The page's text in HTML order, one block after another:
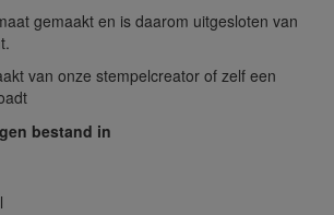
gemaakt en is daarom uitgesloten van
van onze stempelcreator of zelf een
bestand in